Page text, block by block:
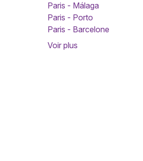
Paris - Málaga
Paris - Porto
Paris - Barcelone
Voir plus